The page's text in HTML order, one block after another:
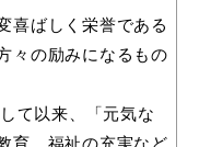
喜ばしく栄誉である
々の励みになるもの
て以来、「元気な
育、福祉の充実など